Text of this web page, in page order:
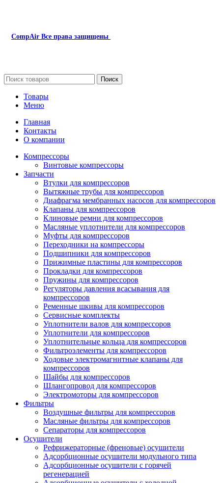
CompAir Все права защищены
Поиск
Товары
Меню
Главная
Контакты
О компании
Компрессоры
Винтовые компрессоры
Запчасти
Втулки для компрессоров
Вытяжные трубы для компрессоров
Диафрагма мембранных насосов для компрессоров
Клапаны для компрессоров
Клиновые ремни для компрессоров
Масляные уплотнители для компрессоров
Муфты для компрессоров
Переходники на компрессоры
Подшипники для компрессоров
Прижимные пластины для компрессоров
Прокладки для компрессоров
Пружины для компрессоров
Регуляторы давления всасывания для
компрессоров
Ременные шкивы для компрессоров
Сервисные комплекты
Уплотнители валов для компрессоров
Уплотнители для компрессоров
Уплотнительные кольца для компрессоров
Фильтроэлементы для компрессоров
Ходовые электромагнитные клапаны для
компрессоров
Шайбы для компрессоров
Шлангопровод для компрессоров
Электромоторы для компрессоров
Фильтры
Воздушные фильтры для компрессоров
Масляные фильтры для компрессоров
Сепараторы для компрессоров
Осушители
Рефрижераторные (френовые) осушители
Адсорбционные осушители модульного типа
Адсорбционные осушители с горячей
регенерацией